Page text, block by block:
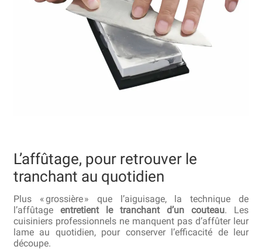
L’affûtage, pour retrouver le
tranchant au quotidien
Plus « grossière » que l’aiguisage, la technique de
l’affûtage entretient le tranchant d’un couteau. Les
cuisiniers professionnels ne manquent pas d’affûter leur
lame au quotidien, pour conserver l’efficacité de leur
découpe.